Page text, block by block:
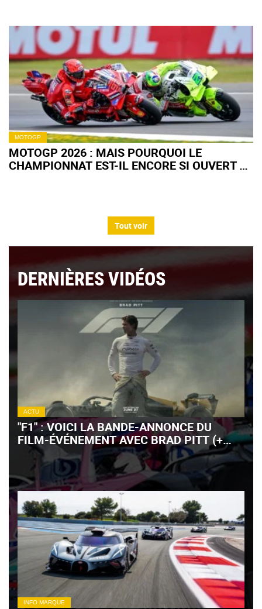
MOTOGP
MOTOGP 2026 : MAIS POURQUOI LE
CHAMPIONNAT EST-IL ENCORE SI OUVERT À
Tout voir
DERNIÈRES VIDÉOS
ACTU
"F1" : VOICI LA BANDE-ANNONCE DU
FILM-ÉVÉNEMENT AVEC BRAD PITT (+
VIDÉO)
INFO MARQUE